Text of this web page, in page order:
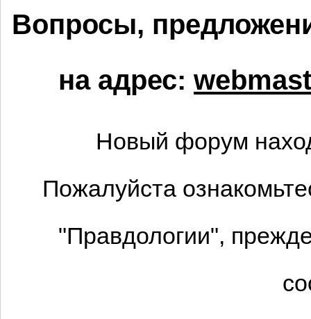
Вопросы,
на адрес:
Новый форум
Пожалуйста
"Правдологии",